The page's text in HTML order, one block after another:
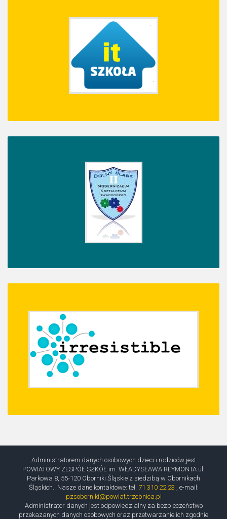
Administratorem danych osobowych dzieci i rodziców jest
POWIATOWY ZESPÓŁ SZKÓŁ im. WŁADYSŁAWA REYMONTA ul.
Parkowa 8, 55-120 Oborniki Śląskie z siedzibą w Obornikach
Śląskich. Nasze dane kontaktowe: tel. 71 310 22 23 , e-mail:
pzsoborniki@powiat.trzebnica.pl
Administrator danych jest odpowiedzialny za bezpieczeństwo
przekazanych danych osobowych oraz przetwarzanie ich zgodnie